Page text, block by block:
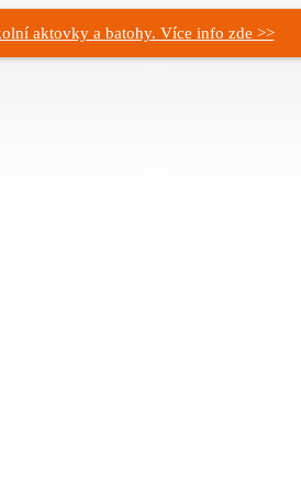
aktovky a batohy. Více info zde >>